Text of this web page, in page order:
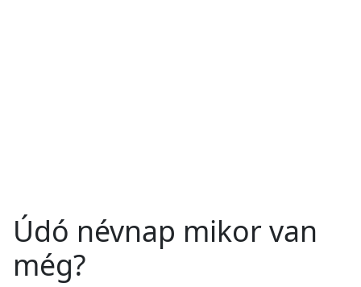
Údó névnap mikor van
még?